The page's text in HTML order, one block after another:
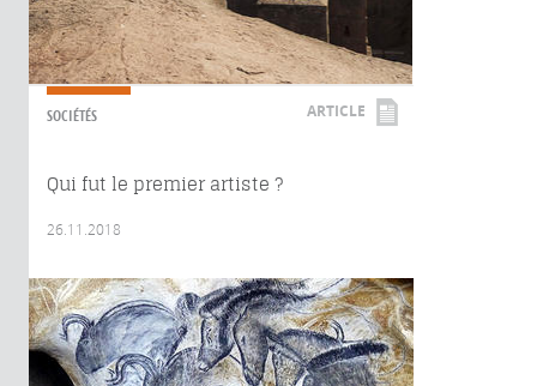
SOCIÉTÉS ARTICLE
Qui fut le premier artiste ?
26.11.2018